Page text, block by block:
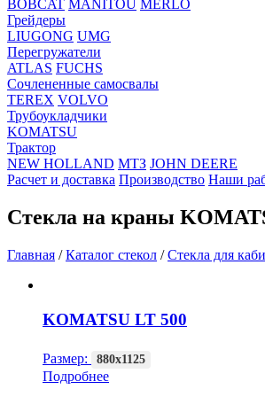
BOBCAT MANITOU MERLO
Грейдеры
LIUGONG UMG
Перегружатели
ATLAS FUCHS
Сочлененные самосвалы
TEREX VOLVO
Трубоукладчики
KOMATSU
Трактор
NEW HOLLAND МТЗ JOHN DEERE
Расчет и доставка Производство Наши
Стекла на краны
Главная /Каталог стекол /Стекла для
KOMATSU LT 500
Размер: 880x1125
Подробнее